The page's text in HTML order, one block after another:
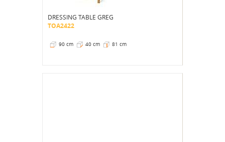
DRESSING TABLE GREG
TOA2422
90 cm 40 cm 81 cm